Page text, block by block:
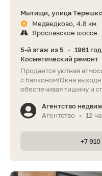
Мытищи, улица
Медведково, 4.8 км
Ярославское шоссе
5-й этаж из 5 • 1961 год
Косметический ремонт
Продается уютная
с балконом!Окна
обеспечивая тишину и
Агентство
Агентство
• 12
+7 910